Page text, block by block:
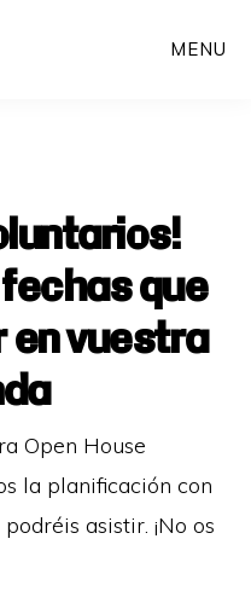
MENU
que
en vuestra
Open House
la planificación con
asistir. ¡No os